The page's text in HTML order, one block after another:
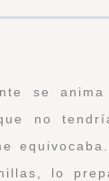
se
no
lo